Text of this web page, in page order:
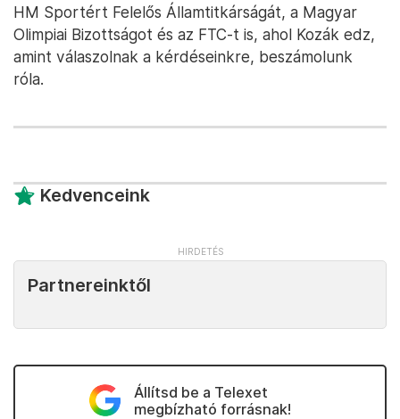
HM Sportért Felelős Államtitkárságát, a Magyar
Olimpiai Bizottságot és az FTC-t is, ahol Kozák edz,
amint válaszolnak a kérdéseinkre, beszámolunk
róla.
Kedvenceink
Partnereinktől
Állítsd be a Telexet
megbízható forrásnak!